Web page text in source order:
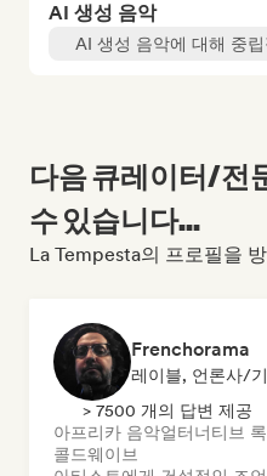
AI 생성 음악
AI 생성 음악에 대해 중
다음 큐레이터/전
수 있습니다...
La Tempesta의 프로필을
Frenchorama
레이블, 언론사/
> 7500 개의 답변 제공
아프리카 음악얼터너티브 록
콜드웨이브